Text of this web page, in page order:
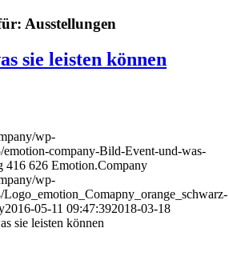
Ausstellungen
sie leisten können
wp-
emotion-company-Bild-Event-und-was-
416 626 Emotion.Company
wp-
Logo_emotion_Comapny_orange_schwarz-
2016-05-11 09:47:392018-03-18
sie leisten können